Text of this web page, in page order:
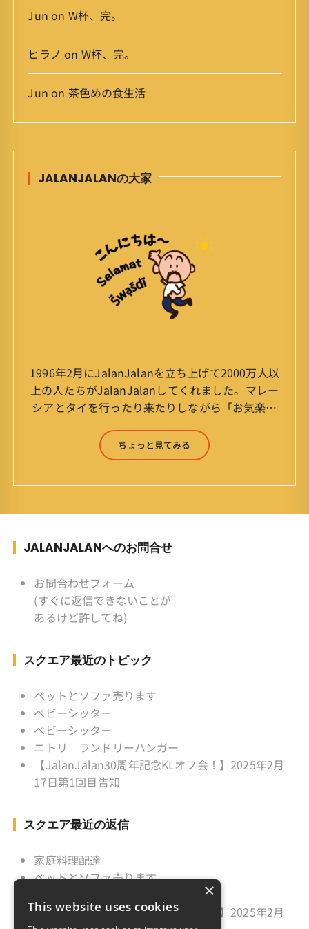
Jun on W杯、完。
ヒラノ on W杯、完。
Jun on 茶色めの食生活
JALANJALANの大家
1996年2月にJalanJalanを立ち上げて2000万人以
上の人たちがJalanJalanしてくれました。マレー
シアとタイを行ったり来たりしながら「お気楽」
森 淳（Jun Yamamori） 生年月日 ：1959年
7月4日(61才) 生まれ ：香港(3才まで)
スポーツ ：水泳(浜名湾流古式泳法、競泳平泳
ク ソフトボール
監督 BKKソフトボール「おぼん
こぼん 」監督 マレーシア歴：1991年から31年
目 タイ歴 ：2001年から21年目
ちょっと見てみる
JALANJALANへのお問合せ
お問合わせフォーム
(すぐに返信できないことが
あるけど許してね)
スクエア最近のトピック
ベットとソファ売ります
ベビーシッター
ベビーシッター
ニトリ ランドリーハンガー
【JalanJalan30周年記念KLオフ会！】2025年2月
17日第1回目告知
スクエア最近の返信
家庭料理配達
ベットとソファ売ります
【JalanJalan30周年記念KLオフ会！】2025年2月
×
This website uses cookies